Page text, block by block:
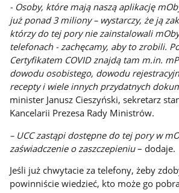
- Osoby, które mają naszą aplikację
już ponad 3 miliony – wystarczy, że ją
którzy do tej pory nie zainstalowali
telefonach - zachęcamy, aby to zrobili.
Certyfikatem COVID znajdą tam m.in.
dowodu osobistego, dowodu
recepty i wiele innych przydatnych
minister Janusz Cieszyński, sekretarz
Kancelarii Prezesa Rady Ministrów.
– UCC zastąpi dostępne do tej pory w
zaświadczenie o zaszczepieniu– dodaje.
Jeśli już chwytacie za telefony, żeby
powinniście wiedzieć, kto może go